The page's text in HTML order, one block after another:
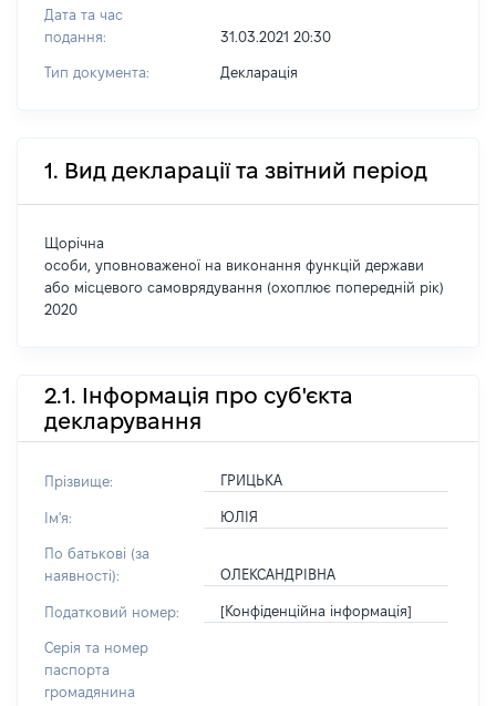
Дата та час
подання:
31.03.2021 20:30
Тип документа: Декларація
1. Вид декларації та звітний період
Щорічна
особи, уповноваженої на виконання функцій держави
або місцевого самоврядування (охоплює попередній рік)
2020
2.1. Інформація про суб'єкта
декларування
Прізвище: ГРИЦЬКА
Ім'я: ЮЛІЯ
По батькові (за
наявності):
ОЛЕКСАНДРІВНА
Податковий номер: [Конфіденційна інформація]
Серія та номер
паспорта
громадянина